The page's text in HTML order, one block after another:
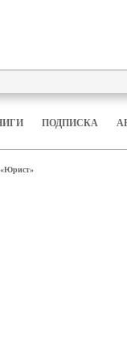
ПОДПИСКА
«Юрист»